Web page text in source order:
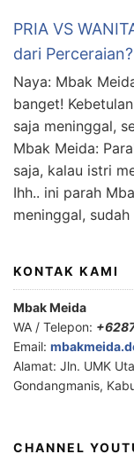
PRIA VS
dari Perceraian?
Naya: Mbak
banget!
saja meninggal,
Mbak Meida:
saja, kalau istri
Ihh.. ini parah
meninggal,
KONTAK KAMI
Mbak Meida
WA / Telepon:
Email:
Alamat: Jln. UMK
Gondangmanis,
CHANNEL